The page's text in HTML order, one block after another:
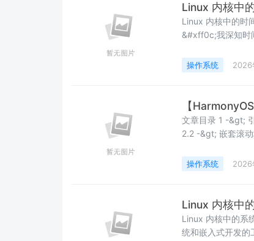
Linux 内核中
Linux 内核中的时
&#xff0c;我深知时
件&#xff0c;它负
的操作。今天&#xff
操作系统 2026
【
文章目录 1 -&gt; 引言 2 -&gt; 传统渲染调度机制的局限 2.1 -&gt; 垂直同步的运作原理
2.2 -&gt; 嵌套滚动场景
关联 3.3 -&gt; 适
操作系统 2026
Linux 内核中
Linux 内核中的系
统和嵌入式开发